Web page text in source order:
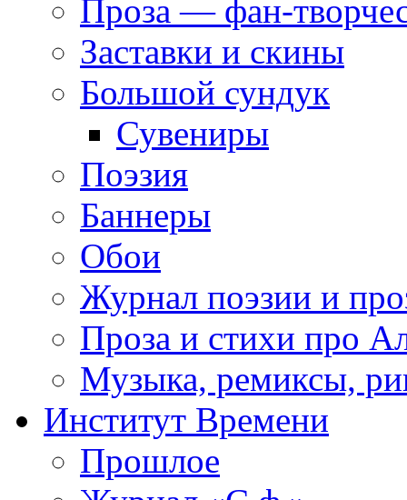
Проза — фан-
Заставки и скины
Большой сундук
Сувениры
Поэзия
Баннеры
Обои
Журнал поэзии и
Проза и стихи про
Музыка, ремиксы,
Институт Времени
Прошлое